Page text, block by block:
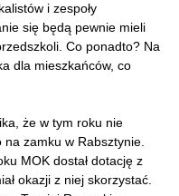
i zespoły
się będą pewnie mieli
Co ponadto? Na
dla mieszkańców, co
że w tym roku nie
zamku w Rabsztynie.
MOK dostał dotację z
okazji z niej skorzystać.